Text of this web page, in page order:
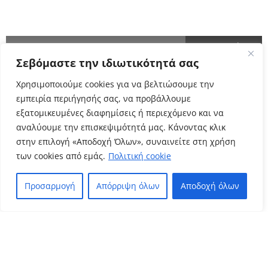
Σεβόμαστε την ιδιωτικότητά σας
Χρησιμοποιούμε cookies για να βελτιώσουμε την
εμπειρία περιήγησής σας, να προβάλλουμε
εξατομικευμένες διαφημίσεις ή περιεχόμενο και να
αναλύουμε την επισκεψιμότητά μας. Κάνοντας κλικ
στην επιλογή «Αποδοχή Όλων», συναινείτε στη χρήση
των cookies από εμάς. Πολιτική cookie
Προσαρμογή Απόρριψη όλων Αποδοχή όλων